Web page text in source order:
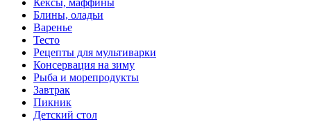
Кексы, маффины
Блины, оладьи
Варенье
Тесто
Рецепты для мультиварки
Консервация на зиму
Рыба и морепродукты
Завтрак
Пикник
Детский стол